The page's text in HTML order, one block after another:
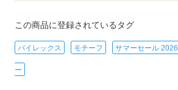
この商品に登録されているタグ
パイレックス モチーフ サマーセール 2026
ー